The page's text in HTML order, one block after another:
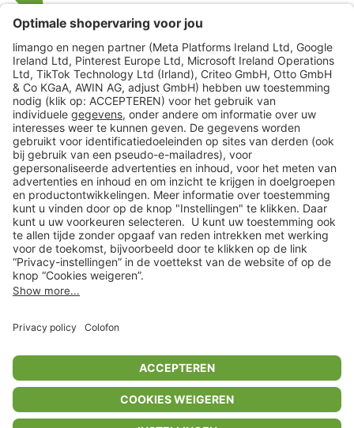
In winkelwagentje voor
limango
Veilig winkelen
Klantenservice
Shop
Acties
limango.de limango.pl
** Alle prijsopgaven zijn inclusief belasting en exclusief verzendkosten